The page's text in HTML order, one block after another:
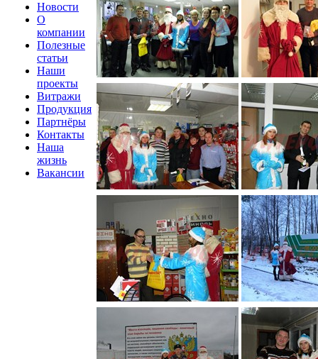
Новости
О
компании
Полезные
статьи
Наши
проекты
Витражи
Продукция
Партнёры
Контакты
Наша
жизнь
Вакансии